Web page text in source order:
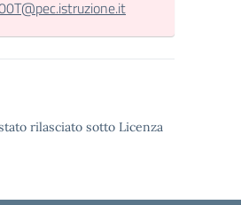
rilasciato sotto Licenza